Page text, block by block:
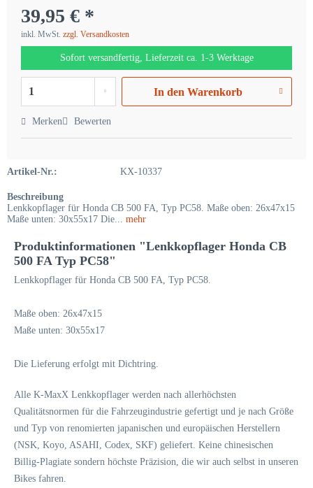
39,95 € *
inkl. MwSt. zzgl. Versandkosten
Sofort versandfertig, Lieferzeit ca. 1-3 Werktage
In den Warenkorb
Merken Bewerten
Artikel-Nr.: KX-10337
Beschreibung
Lenkkopflager für Honda CB 500 FA, Typ PC58. Maße oben: 26x47x15
Maße unten: 30x55x17 Die... mehr
Produktinformationen "Lenkkopflager Honda CB
500 FA Typ PC58"
Lenkkopflager für Honda CB 500 FA, Typ PC58.
Maße oben: 26x47x15
Maße unten: 30x55x17
Die Lieferung erfolgt mit Dichtring.
Alle K-MaxX Lenkkopflager werden nach allerhöchsten
Qualitätsnormen für die Fahrzeugindustrie gefertigt und je nach Größe
und Typ von renomierten japanischen und europäischen Herstellern
(NSK, Koyo, ASAHI, Codex, SKF) geliefert. Keine chinesischen
Billig-Plagiate sondern höchste Präzision, die wir auch selbst in unseren
Bikes fahren.